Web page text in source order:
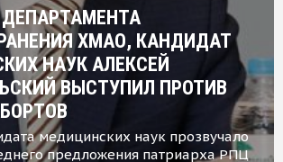
ХМАО, КАНДИДАТ
НАУК АЛЕКСЕЙ
ВЫСТУПИЛ ПРОТИВ
медицинских наук прозвучало
предложения патриарха РПЦ